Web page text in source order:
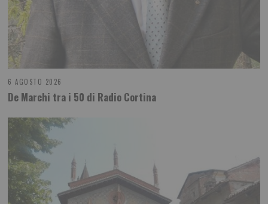
6 AGOSTO 2026
De Marchi tra i 50 di Radio Cortina